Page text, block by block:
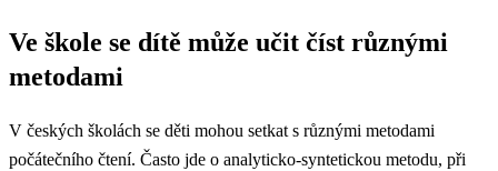
Ve škole se dítě může učit číst různými
metodami
V českých školách se děti mohou setkat s různými metodami
počátečního čtení. Často jde o analyticko-syntetickou metodu, při